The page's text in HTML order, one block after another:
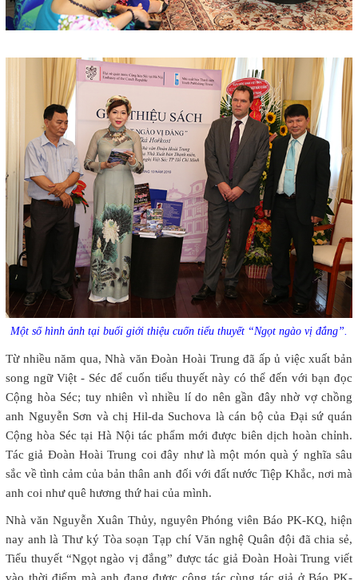
Một số hình ảnh tại buổi giới thiệu cuốn tiểu thuyết “Ngọt ngào vị đắng”.
Từ nhiều năm qua, Nhà văn Đoàn Hoài Trung đã ấp ủ việc xuất bản
song ngữ Việt - Séc để cuốn tiểu thuyết này có thể đến với bạn đọc
Cộng hòa Séc; tuy nhiên vì nhiều lí do nên gần đây nhờ vợ chồng
anh Nguyễn Sơn và chị Hil-da Suchova là cán bộ của Đại sứ quán
Cộng hòa Séc tại Hà Nội tác phẩm mới được biên dịch hoàn chỉnh.
Tác giả Đoàn Hoài Trung coi đây như là một món quà ý nghĩa sâu
sắc về tình cảm của bản thân anh đối với đất nước Tiệp Khắc, nơi mà
anh coi như quê hương thứ hai của mình.
Nhà văn Nguyễn Xuân Thủy, nguyên Phóng viên Báo PK-KQ, hiện
nay anh là Thư ký Tòa soạn Tạp chí Văn nghệ Quân đội đã chia sẻ,
Tiểu thuyết “Ngọt ngào vị đắng” được tác giả Đoàn Hoài Trung viết
vào thời điểm mà anh đang được công tác cùng tác giả ở Báo PK-